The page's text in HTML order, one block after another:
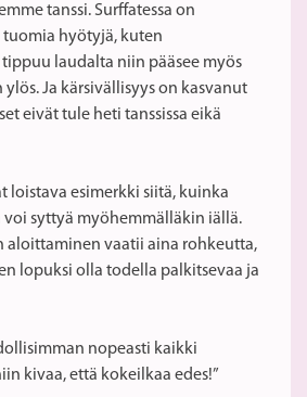
tanssi. Surffatessa on
hyötyjä, kuten
laudalta niin pääsee myös
Ja kärsivällisyys on kasvanut
eivät tule heti tanssissa eikä
loistava esimerkki siitä, kuinka
voi syttyä myöhemmälläkin iällä.
aloittaminen vaatii aina rohkeutta,
lopuksi olla todella palkitsevaa ja
nopeasti kaikki
kivaa, että kokeilkaa edes!”